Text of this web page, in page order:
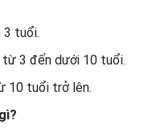
3 tuổi.
3 đến dưới 10 tuổi.
10 tuổi trở lên.